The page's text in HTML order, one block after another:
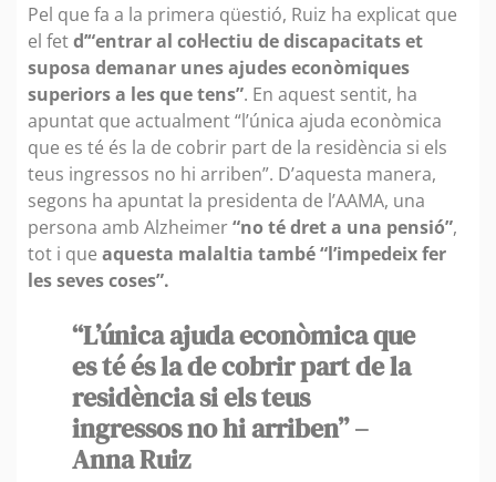
Pel que fa a la primera qüestió, Ruiz ha explicat que
el fetd’“entrar al col·lectiu de discapacitats et
suposa demanar unes ajudes econòmiques
superiors a les que tens”. En aquest sentit, ha
apuntat que actualment “l’única ajuda econòmica
que es té és la de cobrir part de la residència si els
teus ingressos no hi arriben”. D’aquesta manera,
segons ha apuntat la presidenta de l’AAMA, una
persona amb Alzheimer“no té dret a una pensió”,
tot i que aquesta malaltia també “l’impedeix fer
les seves coses”.
“L’única ajuda econòmica que
es té és la de cobrir part de la
residència si els teus
ingressos no hi arriben” –
Anna Ruiz